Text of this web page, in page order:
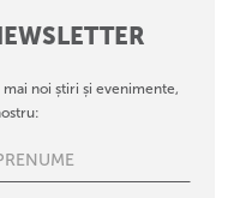
noi știri și evenimente,